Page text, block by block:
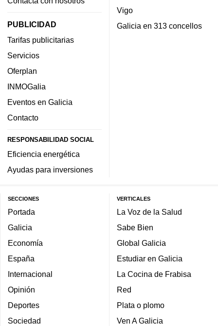
PUBLICIDAD
Tarifas publicitarias
Servicios
Oferplan
INMOGalia
Eventos en Galicia
Contacto
RESPONSABILIDAD SOCIAL
Eficiencia energética
Ayudas para inversiones
Vigo
Galicia en 313 concellos
SECCIONES
Portada
Galicia
Economía
España
Internacional
Opinión
Deportes
Sociedad
VERTICALES
La Voz de la Salud
Sabe Bien
Global Galicia
Estudiar en Galicia
La Cocina de Frabisa
Red
Plata o plomo
Ven A Galicia